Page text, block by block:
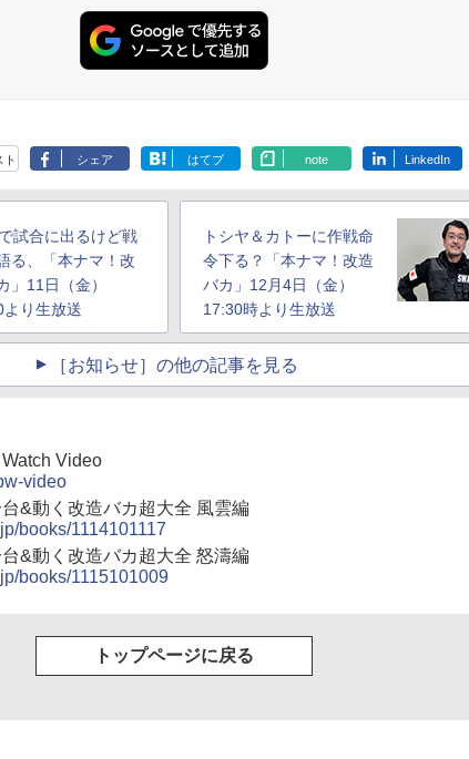
ト シェア はてブ note LinkedIn
試合に出るけど戦
る、「本ナマ！改
」11日（金）
より生放送
トシヤ＆カトーに作戦命
令下る？「本ナマ！改造
バカ」12月4日（金）
17:30時より生放送
［お知らせ］の他の記事を見る
Video
video
&動く改造バカ超大全 風雲編
books/1114101117
&動く改造バカ超大全 怒濤編
books/1115101009
トップページに戻る